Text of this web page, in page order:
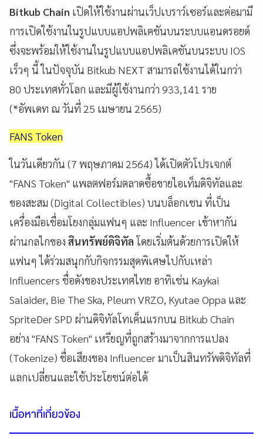
Bitkub Chain เปิดให้ใช้งานผ่านเว็ปเบราว์เซอร์และต่อมามี
การเปิดใช้งานในรูปแบบแอปพลิเคชันบนระบบแอนดรอยด์
ซึ่งจะพร้อมให้ใช้งานในรูปแบบแอปพลิเคชันบนระบบ IOS
เร็วๆ นี้ ในปัจจุบัน Bitkub NEXT สามารถใช้งานได้ในกว่า
80 ประเทศทั่วโลก และมีผู้ใช้งานกว่า 933,141 ราย
(*อัพเดท ณ วันที่ 25 เมษายน 2565)
FANS Token
ในวันเดียวกัน (7 พฤษภาคม 2564) ได้เปิดตัวโปรเจกต์
"FANS Token" แพลตฟอร์มตลาดซื้อขายไอเท็มดิจิทัลและ
ของสะสม (Digital Collectibles) บนบล็อกเชน ที่เป็น
เครื่องมือเชื่อมโยงกลุ่มแฟนๆ และ Influencer เข้าหากัน
ผ่านกลไกของ สินทรัพย์ดิจิทัลโดยเริ่มต้นด้วยการเปิดให้
แฟนๆ ได้ร่วมสนุกกับกิจกรรมสุดพิเศษไปกับเหล่า
Influencers ชื่อดังของประเทศไทย อาทิเช่น Kaykai
Salaider, Bie The Ska, Pleum VRZO, Kyutae Oppa และ
SpriteDer SPD ผ่านดิจิทัลโทเค็นแรกบน Bitkub Chain
อย่าง "FANS Token" เหรียญที่ถูกสร้างมาจากการแปลง
(Tokenize) ชื่อเสียงของ Influencer มาเป็นสินทรัพดิจิทัลที่
แลกเปลี่ยนและใช้ประโยชน์ต่อได้
เนื้อหาที่เกี่ยวข้อง